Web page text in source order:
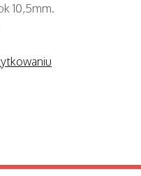
10,5mm.